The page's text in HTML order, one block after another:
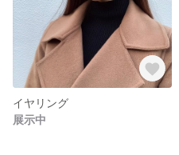
イヤリング
展示中